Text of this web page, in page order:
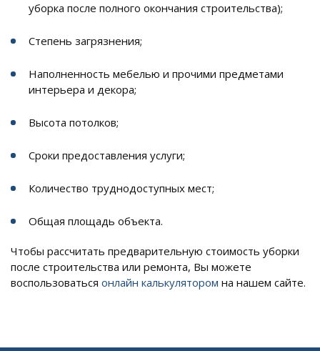
уборка после полного окончания строительства);
Степень загрязнения;
Наполненность мебелью и прочими предметами
интерьера и декора;
Высота потолков;
Сроки предоставления услуги;
Количество труднодоступных мест;
Общая площадь объекта.
Чтобы рассчитать предварительную стоимость уборки
после строительства или ремонта, Вы можете
воспользоваться онлайн калькулятором на нашем сайте.